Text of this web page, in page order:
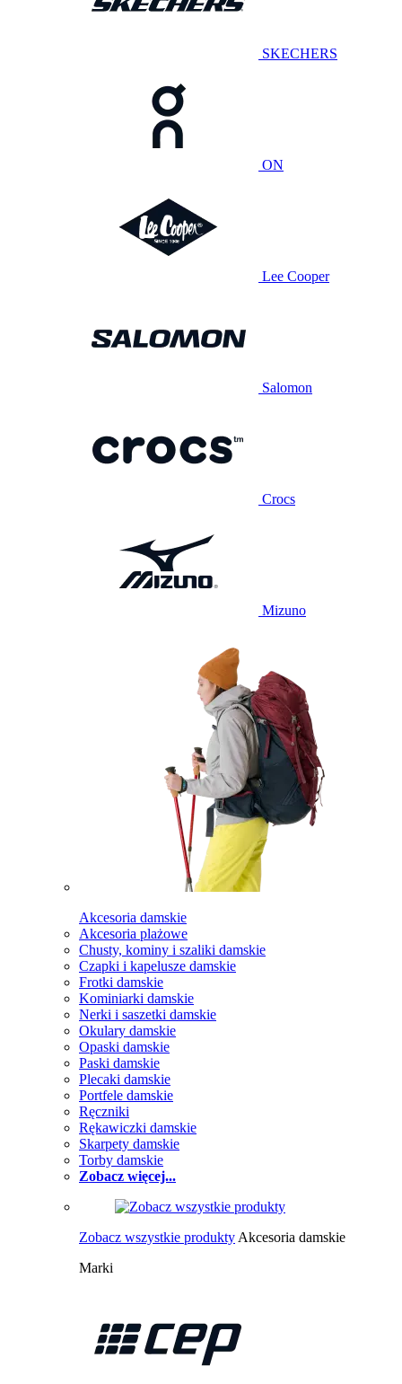
SKECHERS
ON
Lee Cooper
Salomon
Crocs
Mizuno
Akcesoria damskie
Akcesoria plażowe
Chusty, kominy i szaliki damskie
Czapki i kapelusze damskie
Frotki damskie
Kominiarki damskie
Nerki i saszetki damskie
Okulary damskie
Opaski damskie
Paski damskie
Plecaki damskie
Portfele damskie
Ręczniki
Rękawiczki damskie
Skarpety damskie
Torby damskie
Zobacz więcej...
Zobacz wszystkie produkty Akcesoria damskie
Marki